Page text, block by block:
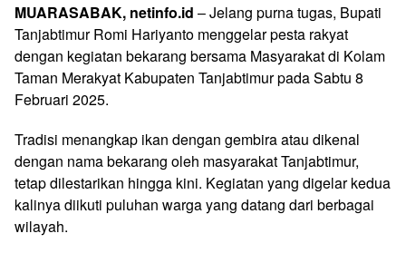
MUARASABAK, netinfo.id – Jelang purna tugas, Bupati
Tanjabtimur Romi Hariyanto menggelar pesta rakyat
dengan kegiatan bekarang bersama Masyarakat di Kolam
Taman Merakyat Kabupaten Tanjabtimur pada Sabtu 8
Februari 2025.
Tradisi menangkap ikan dengan gembira atau dikenal
dengan nama bekarang oleh masyarakat Tanjabtimur,
tetap dilestarikan hingga kini. Kegiatan yang digelar kedua
kalinya diikuti puluhan warga yang datang dari berbagai
wilayah.